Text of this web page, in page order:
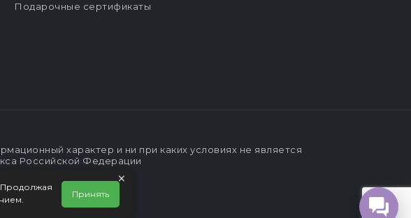
Подарочные сертификаты
характер и ни при каких условиях не является
Российской Федерации
×
Продолжая
Принять